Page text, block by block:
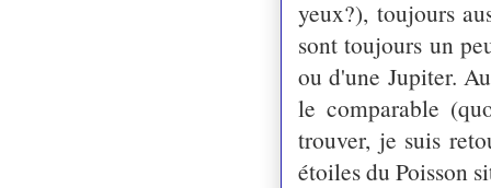
yeux?), toujours
sont toujours un
ou d'une Jupiter.
le comparable
trouver, je suis
étoiles du Poisson